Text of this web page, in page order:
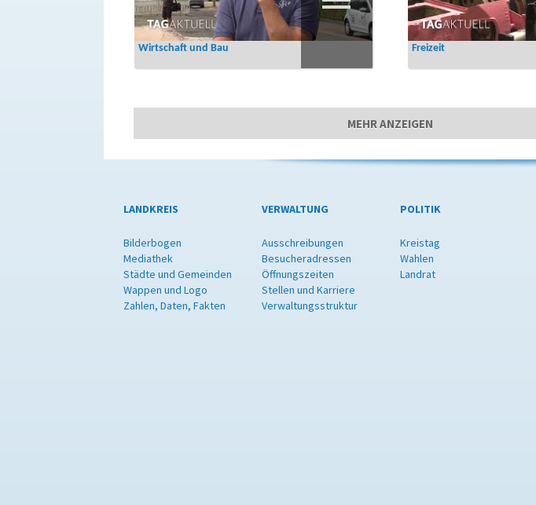
Wirtschaft und Bau Freizeit
MEHR ANZEIGEN
LANDKREIS
Bilderbogen
Mediathek
Städte und Gemeinden
Wappen und Logo
Zahlen, Daten, Fakten
VERWALTUNG
Ausschreibungen
Besucheradressen
Öffnungszeiten
Stellen und Karriere
Verwaltungsstruktur
POLITIK
Kreistag
Wahlen
Landrat